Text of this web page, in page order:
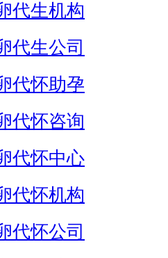
代生机构
代生公司
代怀助孕
代怀咨询
代怀中心
代怀机构
代怀公司